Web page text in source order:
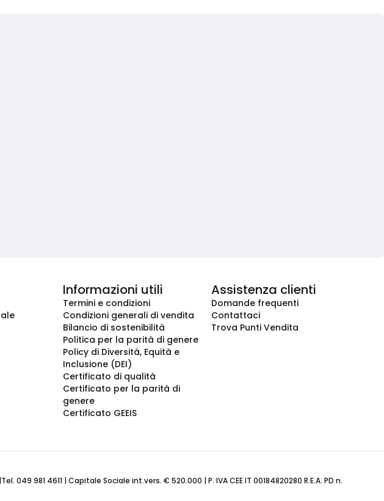
Informazioni utili
Termini e condizioni
Condizioni generali di vendita
Bilancio di sostenibilità
Politica per la parità di genere
Policy di Diversità, Equità e
Inclusione (DEI)
Certificato di qualità
Certificato per la parità di
genere
Certificato GEEIS
Assistenza clienti
Domande frequenti
Contattaci
Trova Punti Vendita
049 981 4611 | Capitale Sociale int.vers. € 520.000 | P. IVA CEE IT 00184820280 R.E.A. PD n.